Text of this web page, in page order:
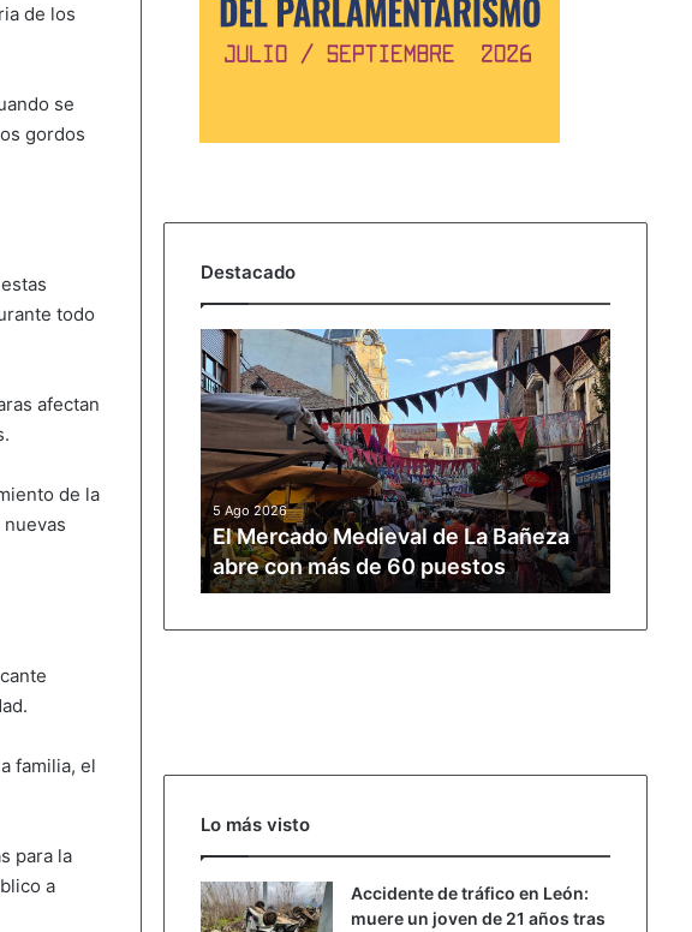
de los
se
gordos
todo
afectan
de la
familia, el
para la
a
Destacado
El
Mercado
Medieval
de
Bañeza
abre
con
más
de
60
5 Ago 2026
El Mercado Medieval de La Bañeza
abre con más de 60 puestos
Lo más visto
Accidente de tráfico en León:
muere un joven de 21 años tras